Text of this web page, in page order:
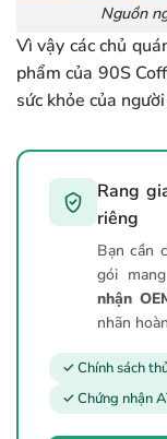
Nguồn
Vì vậy các chủ
phẩm của 90S
sức khỏe của
Rang
riêng
Bạn cần
gói
nhận
nhãn
✓ Chính sách
✓ Chứng nhận